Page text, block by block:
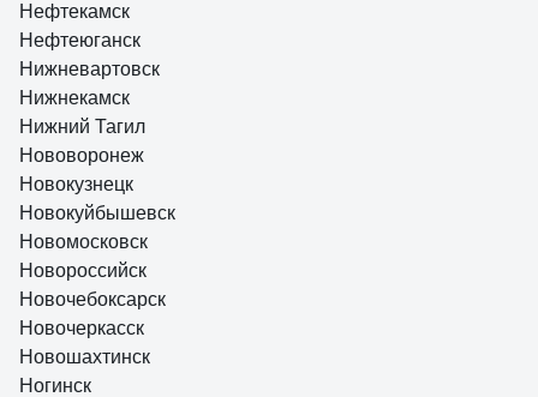
Нефтекамск
Нефтеюганск
Нижневартовск
Нижнекамск
Нижний Тагил
Нововоронеж
Новокузнецк
Новокуйбышевск
Новомосковск
Новороссийск
Новочебоксарск
Новочеркасск
Новошахтинск
Ногинск